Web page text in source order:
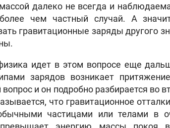
далеко не всегда и
чем частный случай. А
гравитационные заряды другого
идет в этом вопросе еще
зарядов возникает
вопрос и он подробно разбирается во
что гравитационное
частицами или телами в